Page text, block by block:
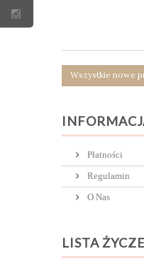
Wszystkie nowe
Płatności
Regulamin
O Nas
LISTA